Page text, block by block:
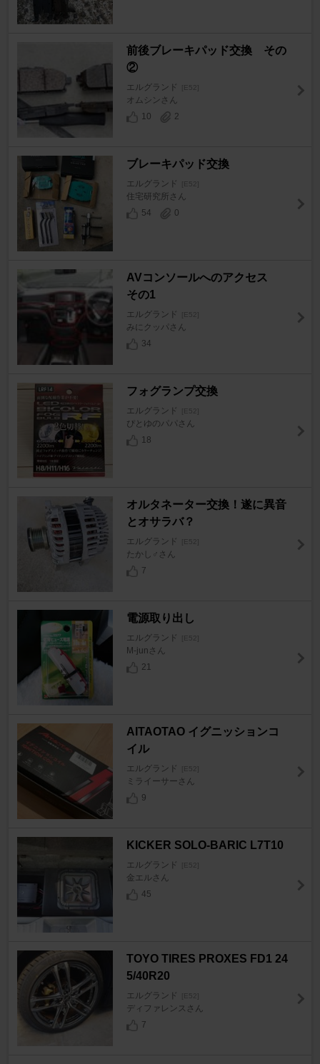
前後ブレーキパッド交換 その
②
エルグランド [E52]
オムシンさん
10
2
ブレーキパッド交換
エルグランド [E52]
住宅研究所さん
54
0
AVコンソールへのアクセス
その1
エルグランド [E52]
みにクッパさん
34
フォグランプ交換
エルグランド [E52]
ぴとゆのパパさん
18
オルタネーター交換！遂に異音
とオサラバ？
エルグランド [E52]
たかし♂さん
7
電源取り出し
エルグランド [E52]
M-junさん
21
AITAOTAO イグニッションコ
イル
エルグランド [E52]
ミライーサーさん
9
KICKER SOLO-BARIC L7T10
エルグランド [E52]
金エルさん
45
TOYO TIRES PROXES FD1 24
5/40R20
エルグランド [E52]
ディファレンスさん
7